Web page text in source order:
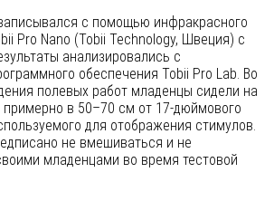
с помощью инфракрасного
Pro Nano (Tobii Technology, Швеция) с
анализировались с
обеспечения Tobii Pro Lab. Во
полевых работ младенцы сидели на
примерно в 50–70 см от 17-дюймового
для отображения стимулов.
не вмешиваться и не
младенцами во время тестовой